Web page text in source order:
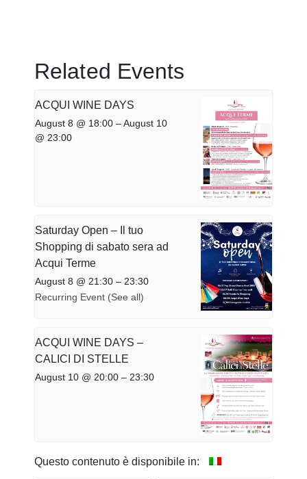
Related Events
ACQUI WINE DAYS
August 8 @ 18:00 –August 10
@ 23:00
Saturday Open – Il tuo
Shopping di sabato sera ad
Acqui Terme
August 8 @ 21:30 – 23:30
Recurring Event (See all)
ACQUI WINE DAYS –
CALICI DI STELLE
August 10 @ 20:00 – 23:30
Questo contenuto è disponibile in: